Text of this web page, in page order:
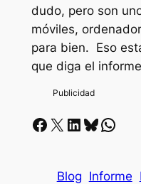
dudo, pero son
móviles,
para bien. Eso
que diga el
Facebook X LinkedIn Bluesky Whatsapp
Blog Informe